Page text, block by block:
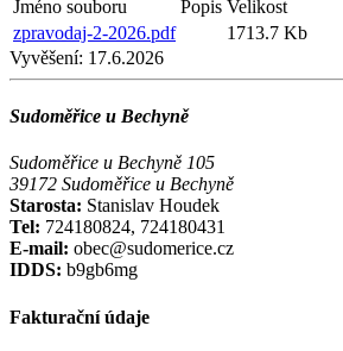
Jméno souboru Popis Velikost
zpravodaj-2-2026.pdf
1713.7 Kb
Vyvěšení: 17.6.2026
Sudoměřice u Bechyně
Sudoměřice u Bechyně 105
39172 Sudoměřice u Bechyně
Starosta: Stanislav Houdek
Tel: 724180824, 724180431
E-mail: obec@sudomerice.cz
IDDS: b9gb6mg
Fakturační údaje